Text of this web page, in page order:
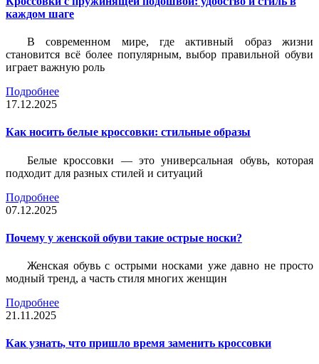
каждом шаге
В современном мире, где активный образ жизни
становится всё более популярным, выбор правильной обуви
играет важную роль
Подробнее
17.12.2025
Как носить белые кроссовки: стильные образы
Белые кроссовки — это универсальная обувь, которая
подходит для разных стилей и ситуаций
Подробнее
07.12.2025
Почему у женской обуви такие острые носки?
Женская обувь с острыми носками уже давно не просто
модный тренд, а часть стиля многих женщин
Подробнее
21.11.2025
Как узнать, что пришло время заменить кроссовки